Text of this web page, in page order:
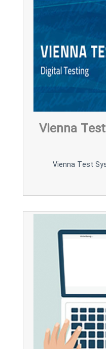
خرید نرم افزار وینا Vienna Test